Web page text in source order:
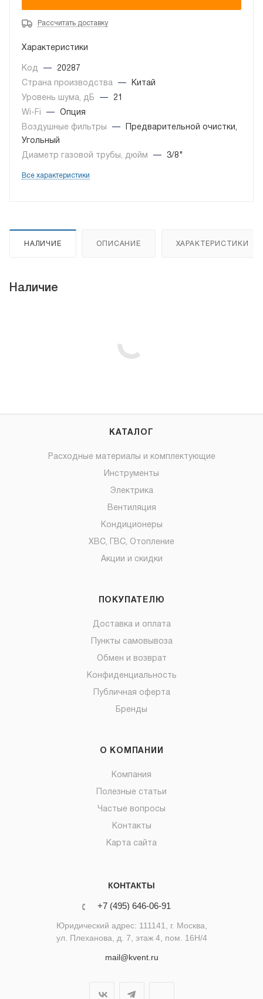
Рассчитать доставку
Характеристики
Код —
20287
Страна производства
—
Китай
Уровень шума, дБ
—
21
Wi-Fi
—
Опция
Воздушные фильтры
—
Предварительной очистки,
Угольный
Диаметр газовой трубы, дюйм
— 3/8"
Все характеристики
НАЛИЧИЕ ОПИСАНИЕ ХАРАКТЕРИСТИКИ
Наличие
КАТАЛОГ
Расходные материалы и комплектующие
Инструменты
Электрика
Вентиляция
Кондиционеры
ХВС, ГВС, Отопление
Акции и скидки
ПОКУПАТЕЛЮ
Доставка и оплата
Пункты самовывоза
Обмен и возврат
Конфиденциальность
Публичная оферта
Бренды
О КОМПАНИИ
Компания
Полезные статьи
Частые вопросы
Контакты
Карта сайта
КОНТАКТЫ
+7 (495) 646-06-91
Юридический адрес: 111141, г. Москва,
ул. Плеханова, д. 7, этаж 4, пом. 16Н/4
mail@kvent.ru